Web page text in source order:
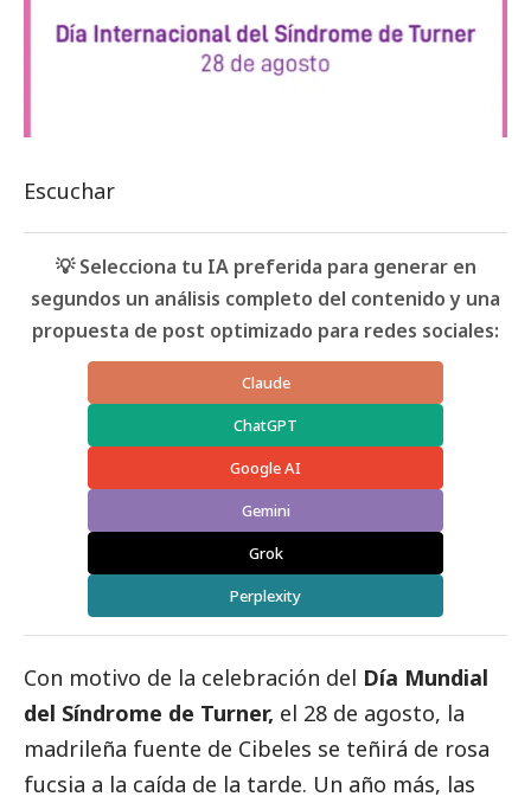
Escuchar
💡 Selecciona tu IA preferida para generar en
segundos un análisis completo del contenido y una
propuesta de post optimizado para redes sociales:
Claude
ChatGPT
Google AI
Gemini
Grok
Perplexity
Con motivo de la celebración del Día Mundial
del Síndrome de Turner, el 28 de agosto, la
madrileña fuente de Cibeles se teñirá de rosa
fucsia a la caída de la tarde. Un año más, las